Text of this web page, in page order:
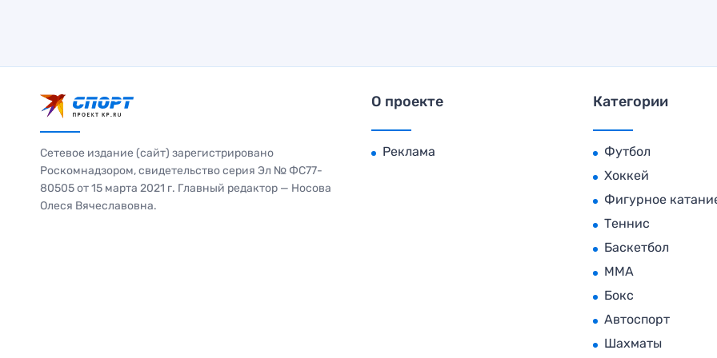
Сетевое издание (сайт) зарегистрировано
Роскомнадзором, свидетельство серия Эл № ФС77-
80505 от 15 марта 2021 г. Главный редактор — Носова
Олеся Вячеславовна.
О проекте
Реклама
Категории
Футбол
Хоккей
Фигурное
Теннис
Баскетбол
MMA
Бокс
Автоспорт
Шахматы